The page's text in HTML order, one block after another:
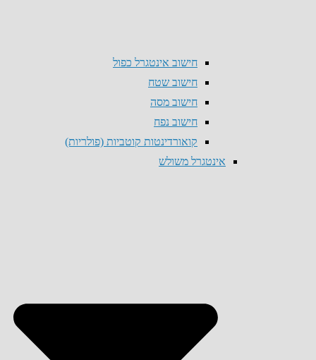
חישוב אינטגרל כפול
חישוב שטח
חישוב מסה
חישוב נפח
קואורדינטות קוטביות (פולריות)
אינטגרל משולש